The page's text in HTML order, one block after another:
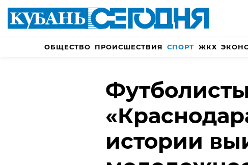
ОБЩЕСТВО ПРОИСШЕСТВИЯ СПОРТ ЖКХ
Футболисты
истории